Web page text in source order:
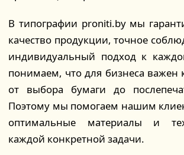
В типографии proniti.by мы
качество продукции, точное
индивидуальный подход к
понимаем, что для бизнеса
от выбора бумаги до
Поэтому мы помогаем нашим
оптимальные материалы и
каждой конкретной задачи.